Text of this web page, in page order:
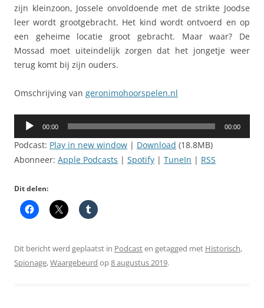
zijn kleinzoon, Jossele onvoldoende met de strikte Joodse
leer wordt grootgebracht. Het kind wordt ontvoerd en op
een geheime locatie groot gebracht. Maar waar? De
Mossad moet uiteindelijk zorgen dat het jongetje weer
terug komt bij zijn ouders.
Omschrijving van geronimohoorspelen.nl
Audiospeler
00:00 00:00
Podcast: Play in new window | Download (18.8MB)
Abonneer: Apple Podcasts | Spotify | TuneIn | RSS
Dit delen:
Dit bericht werd geplaatst in Podcasten getagged met Historisch,
Spionage,Waargebeurd op8 augustus 2019.